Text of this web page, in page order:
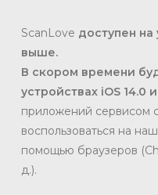
ScanLove доступен на
выше.
В скором времени
устройствах iOS 14.0
приложений сервисом
воспользоваться на
помощью браузеров
д.).